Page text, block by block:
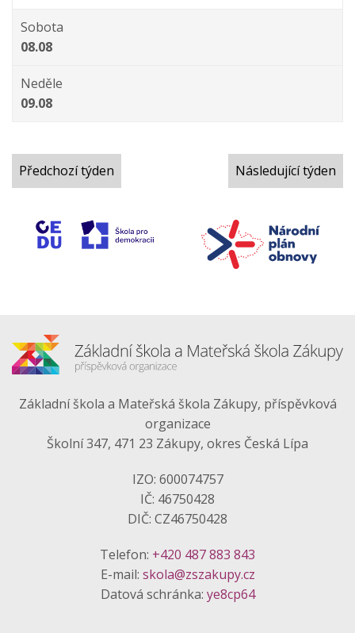
Sobota
08.08
Neděle
09.08
Předchozí týden Následující týden
Základní škola a Mateřská škola Zákupy, příspěvková
organizace
Školní 347, 471 23 Zákupy, okres Česká Lípa
IZO: 600074757
IČ: 46750428
DIČ: CZ46750428
Telefon: +420 487 883 843
E-mail: skola@zszakupy.cz
Datová schránka: ye8cp64